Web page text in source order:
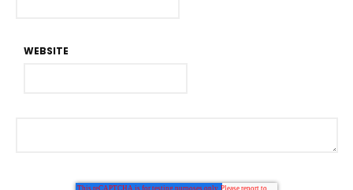
WEBSITE